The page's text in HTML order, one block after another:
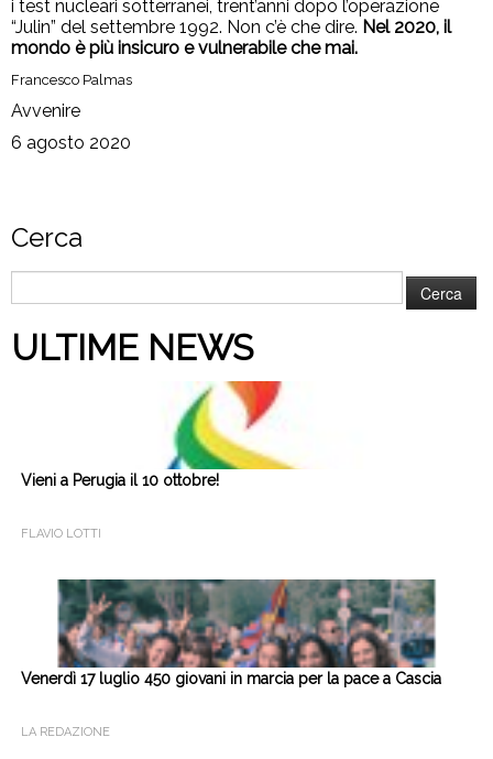
i test nucleari sotterranei, trent’anni dopo l’operazione
“Julin” del settembre 1992. Non c’è che dire. Nel 2020, il
mondo è più insicuro e vulnerabile che mai.
Francesco Palmas
Avvenire
6 agosto 2020
Cerca
per:
ULTIME NEWS
Vieni a Perugia il 10 ottobre!
FLAVIO LOTTI
Venerdì 17 luglio 450 giovani in marcia per la pace a Cascia
LA REDAZIONE